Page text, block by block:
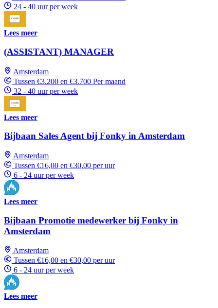
24 - 40 uur per week
Lees meer
(ASSISTANT) MANAGER
Amsterdam
Tussen €3.200 en €3.700 Per maand
32 - 40 uur per week
Lees meer
Bijbaan Sales Agent bij Fonky in Amsterdam
Amsterdam
Tussen €16,00 en €30,00 per uur
6 - 24 uur per week
Lees meer
Bijbaan Promotie medewerker bij Fonky in
Amsterdam
Amsterdam
Tussen €16,00 en €30,00 per uur
6 - 24 uur per week
Lees meer